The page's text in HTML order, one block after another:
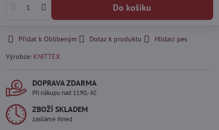
Do košíku
Přidat k Oblíbeným Dotaz k produktu
Hlídací pes
Výrobce: KNITTEX
DOPRAVA ZDARMA
Při nákupu nad 1190,- Kč
ZBOŽÍ SKLADEM
zasíláme ihned